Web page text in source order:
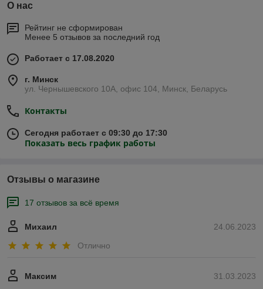
О нас
Рейтинг не сформирован
Менее 5 отзывов за последний год
Работает с 17.08.2020
г. Минск
ул. Чернышевского 10А, офис 104, Минск, Беларусь
Контакты
Сегодня работает с 09:30 до 17:30
Показать весь график работы
Отзывы о магазине
17 отзывов за всё время
24.06.2023
Михаил
Отлично
31.03.2023
Максим